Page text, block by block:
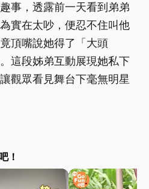
事，透露前一天看到弟弟
實在太吵，便忍不住叫他
頂嘴說她得了「大頭
這段姊弟互動展現她私下
觀眾看見舞台下毫無明星
！